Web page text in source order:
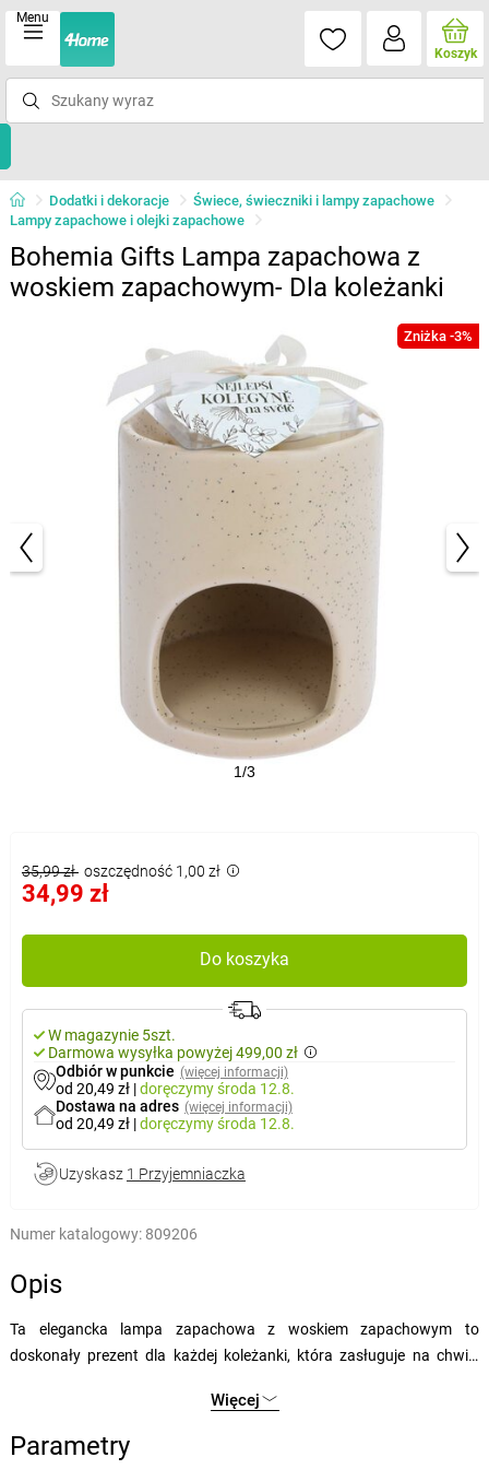
Menu
Koszyk
Dodatki i dekoracje
Świece, świeczniki i lampy zapachowe
Lampy zapachowe i olejki zapachowe
Bohemia Gifts Lampa zapachowa z
woskiem zapachowym- Dla koleżanki
Zniżka -3%
1/3
35,99 zł oszczędność 1,00 zł
34,99 zł
Do koszyka
W magazynie 5szt.
Darmowa wysyłka powyżej 499,00 zł
Odbiór w punkcie (więcej informacji)
od 20,49 zł |doręczymyśroda 12.8.
Dostawa na adres (więcej informacji)
od 20,49 zł |doręczymyśroda 12.8.
Uzyskasz 1 Przyjemniaczka
Numer katalogowy: 809206
Opis
Ta elegancka lampa zapachowa z woskiem zapachowym to
doskonały prezent dla każdej koleżanki, która zasługuje na chwilę
woski zapachowe, które wypełnią jej miejsce pracy lub dom
przyjemnym, kojącym zapachem. Woski zapachowe zostały
starannie dobrane, aby stworzyć harmonijną atmosferę, idealną do
Więcej
Parametry